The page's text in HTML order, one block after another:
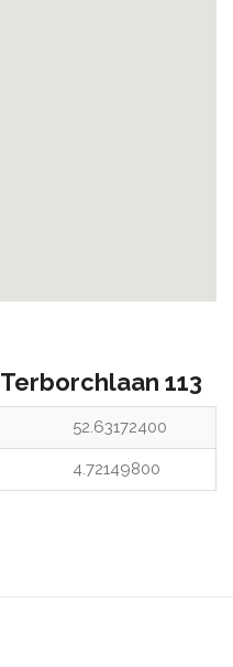
Terborchlaan 113
52.63172400
4.72149800